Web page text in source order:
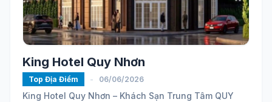
King Hotel Quy Nhơn
Top Địa Điểm - 06/06/2026
King Hotel Quy Nhơn – Khách Sạn Trung Tâm QUY